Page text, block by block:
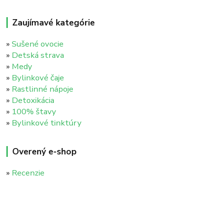
Zaujímavé kategórie
»Sušené ovocie
» Detská strava
» Medy
» Bylinkové čaje
» Rastlinné nápoje
» Detoxikácia
» 100% štavy
» Bylinkové tinktúry
Overený e-shop
» Recenzie